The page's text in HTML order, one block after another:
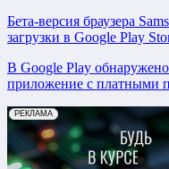
Бета-версия браузера
загрузки в Google Play
В Google Play
приложение с платными